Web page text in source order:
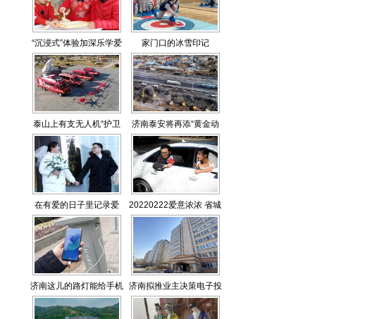
“沉浸式”体验加深乐学爱
学
家门口的冰雪印记
泰山上有支无人机“护卫
队”
济南泰安将再添“黄金动
脉”
在有爱的日子里记录爱 20220222爱意浓浓 省城
婚姻登记人气爆棚
济南这儿的路灯能给手机
充电
济南拟推业主决策电子投
票规则